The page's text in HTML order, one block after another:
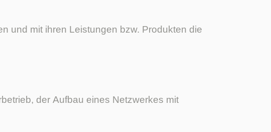
und mit ihren Leistungen bzw. Produkten die
der Aufbau eines Netzwerkes mit